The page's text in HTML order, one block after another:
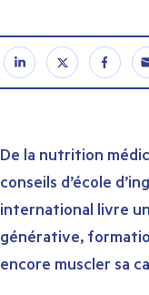
De la nutrition
conseils d’école
international livre
générative,
encore muscler sa